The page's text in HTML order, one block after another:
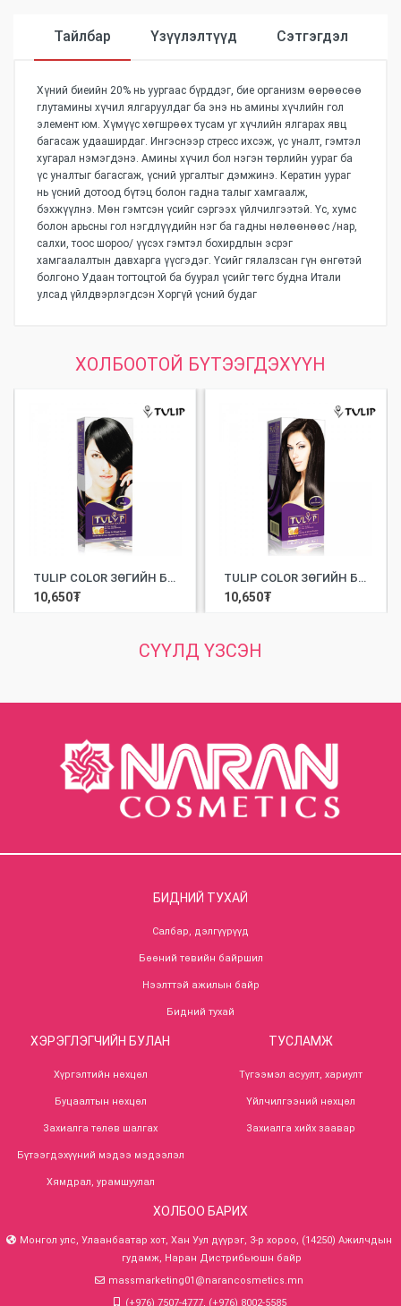
Тайлбар Үзүүлэлтүүд Сэтгэгдэл
Хүний биеийн 20% нь уургаас бүрддэг, бие организм өөрөөсөө
глутамины хүчил ялгаруулдаг ба энэ нь амины хүчлийн гол
элемент юм. Хүмүүс хөгшрөөх тусам уг хүчлийн ялгарах явц
багасаж удааширдаг. Ингэснээр стресс ихсэж, үс уналт, гэмтэл
хугарал нэмэгдэнэ. Амины хүчил бол нэгэн төрлийн уураг ба
үс уналтыг багасгаж, үсний ургалтыг дэмжинэ. Кератин уураг
нь үсний дотоод бүтэц болон гадна талыг хамгаалж,
бэхжүүлнэ. Мөн гэмтсэн үсийг сэргээх үйлчилгээтэй. Үс, хумс
болон арьсны гол нэгдлүүдийн нэг ба гадны нөлөөнөөс /нар,
салхи, тоос шороо/ үүсэх гэмтэл бохирдлын эсрэг
хамгаалалтын давхарга үүсгэдэг. Үсийг гялалзсан гүн өнгөтэй
болгоно Удаан тогтоцтой ба буурал үсийг төгс будна Итали
улсад үйлдвэрлэгдсэн Хоргүй үсний будаг
ХОЛБООТОЙ БҮТЭЭГДЭХҮҮН
TULIP COLOR ЗӨГИЙН БАЛ УУРАГ АГУУЛСАН ҮСНИЙ БУДАГ EXTRA 1 /100МЛ/
10,650₮
TULIP COLOR ЗӨГИЙН БАЛ УУРАГ АГУУЛСАН ҮСНИЙ БУДАГ EXTRA 3 /100МЛ/
10,650₮
СҮҮЛД ҮЗСЭН
БИДНИЙ ТУХАЙ
Салбар, дэлгүүрүүд
Бөөний төвийн байршил
Нээлттэй ажилын байр
Бидний тухай
ХЭРЭГЛЭГЧИЙН БУЛАН
Хүргэлтийн нөхцөл
Буцаалтын нөхцөл
Захиалга төлөв шалгах
Бүтээгдэхүүний мэдээ мэдээлэл
Хямдрал, урамшуулал
ТУСЛАМЖ
Түгээмэл асуулт, хариулт
Үйлчилгээний нөхцөл
Захиалга хийх заавар
ХОЛБОО БАРИХ
Монгол улс, Улаанбаатар хот, Хан Уул дүүрэг, 3-р хороо, (14250) Ажилчдын
гудамж, Наран Дистрибьюшн байр
massmarketing01@narancosmetics.mn
(+976) 7507-4777, (+976) 8002-5585